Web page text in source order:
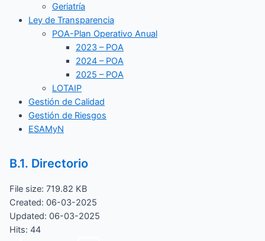
Geriatría
Ley de Transparencia
POA-Plan Operativo Anual
2023 – POA
2024 – POA
2025 – POA
LOTAIP
Gestión de Calidad
Gestión de Riesgos
ESAMyN
B.1. Directorio
File size: 719.82 KB
Created: 06-03-2025
Updated: 06-03-2025
Hits: 44